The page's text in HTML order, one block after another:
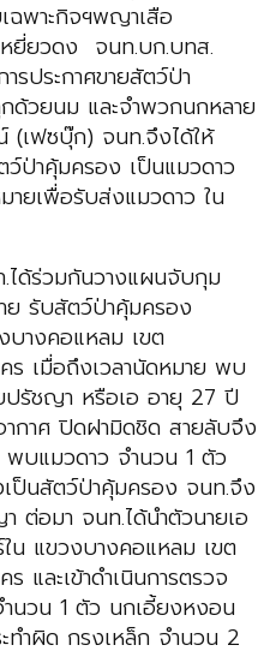
ฉพาะกิจฯพญาเสือ
ยี่ยวดง จนท.บก.บทส.
รประกาศขายสัตว์ป่า
ด้วยนม และจำพวกนกหลาย
(เฟซบุ๊ก) จนท.จึงได้ให้
ป่าคุ้มครอง เป็นแมวดาว
ยเพื่อรับส่งแมวดาว ใน
ได้ร่วมกันวางแผนจับกุม
ย รับสัตว์ป่าคุ้มครอง
บางคอแหลม เขต
เมื่อถึงเวลานัดหมาย พบ
ปรัชญา หรือเอ อายุ 27 ปี
ากาศ ปิดฝามิดชิด สายลับจึง
พบแมวดาว จำนวน 1 ตัว
ป็นสัตว์ป่าคุ้มครอง จนท.จึง
ต่อมา จนท.ได้นำตัวนายเอ
น แขวงบางคอแหลม เขต
และเข้าดำเนินการตรวจ
นวน 1 ตัว นกเอี้ยงหงอน
ำผิด กรงเหล็ก จำนวน 2